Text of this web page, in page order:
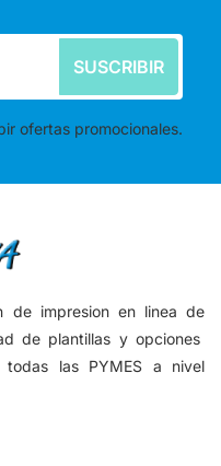
SUSCRIBIR
ofertas promocionales.
de impresion en linea de
de plantillas y opciones
las PYMES a nivel